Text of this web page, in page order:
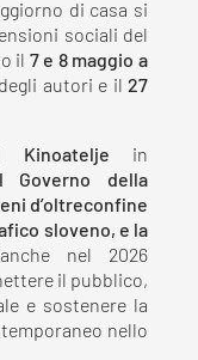
di casa si
sociali del
il 7 e 8 maggio a
autori e il 27
Kinoatelje in
Governo della
d’oltreconfine
sloveno, e la
nel 2026
il pubblico,
e sostenere la
nello